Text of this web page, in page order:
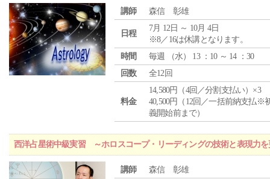
講師 森信 彰雄
日程
7月 12日 ～ 10月 4日
※8／16は休講となります。
時間
毎週 （水） 13 ：10 ～ 14 ：30
回数
全12回
料金
14,580円（4回／分割支払い）×3
40,500円（12回／一括前納支払※
義開始前まで）
西洋占星術中級実習 ～ホロスコープ・リーディングの技術と表現力
講師 森信 彰雄